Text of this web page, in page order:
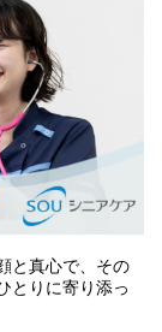
と真心で、その
とりに寄り添っ